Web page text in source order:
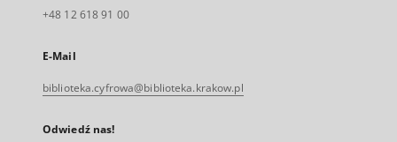
+48 12 618 91 00
E-Mail
biblioteka.cyfrowa@biblioteka.krakow.pl
Odwiedź nas!